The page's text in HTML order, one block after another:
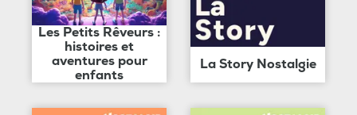
Les Petits Rêveurs :
histoires et
aventures pour
enfants
La Story Nostalgie